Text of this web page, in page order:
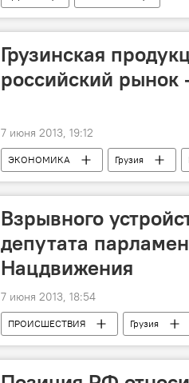
Грузинская
российский
7 июня 2013, 19:12
ЭКОНОМИКА Грузия
Взрывного
депутата
Нацдвижения
7 июня 2013, 18:54
ПРОИСШЕСТВИЯ Грузия